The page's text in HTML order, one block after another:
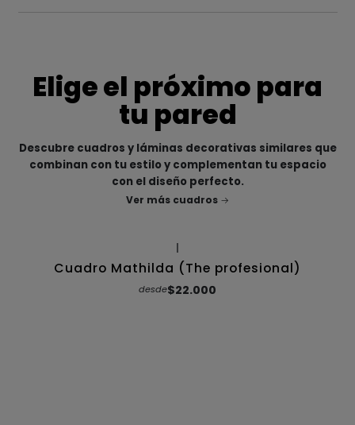
Elige el próximo para
tu pared
Descubre cuadros y láminas decorativas similares que
combinan con tu estilo y complementan tu espacio
con el diseño perfecto.
Ver más cuadros
Cuadro Mathilda (The profesional)
desde$22.000